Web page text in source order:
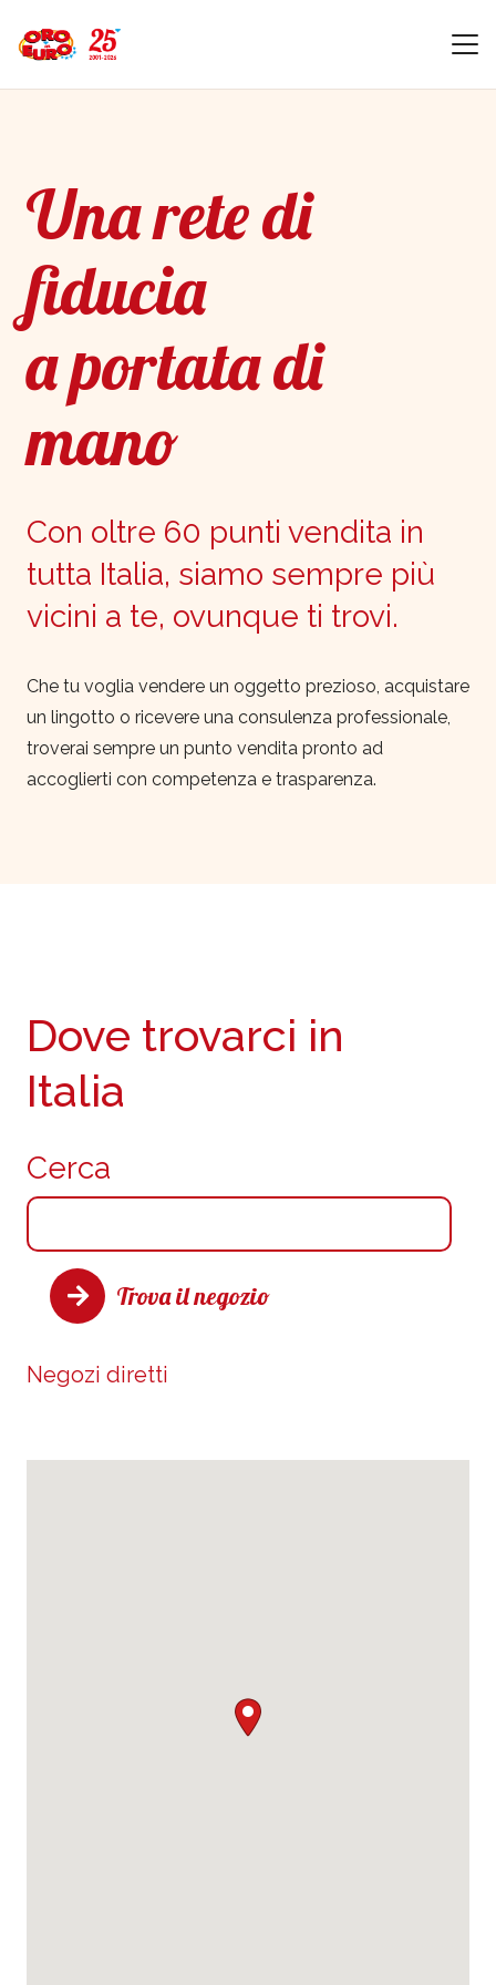
Una rete di
fiducia
a portata di
mano
Con oltre 60 punti vendita in
tutta Italia, siamo sempre più
vicini a te, ovunque ti trovi.
Che tu voglia vendere un oggetto prezioso, acquistare
un lingotto o ricevere una consulenza professionale,
troverai sempre un punto vendita pronto ad
accoglierti con competenza e trasparenza.
Cerca
Trova il negozio
Dove trovarci in
Italia
Negozi diretti